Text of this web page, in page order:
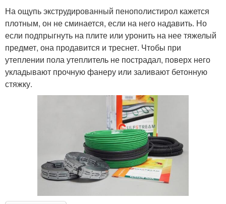
На ощупь экструдированный пенополистирол кажется
плотным, он не сминается, если на него надавить. Но
если подпрыгнуть на плите или уронить на нее тяжелый
предмет, она продавится и треснет. Чтобы при
утеплении пола утеплитель не пострадал, поверх него
укладывают прочную фанеру или заливают бетонную
стяжку.